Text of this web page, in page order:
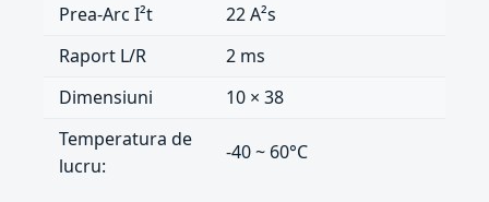
Prea-Arc I²t
22 A²s
Raport L/R
2 ms
Dimensiuni
10 × 38
Temperatura de
lucru:
-40 ~ 60°C